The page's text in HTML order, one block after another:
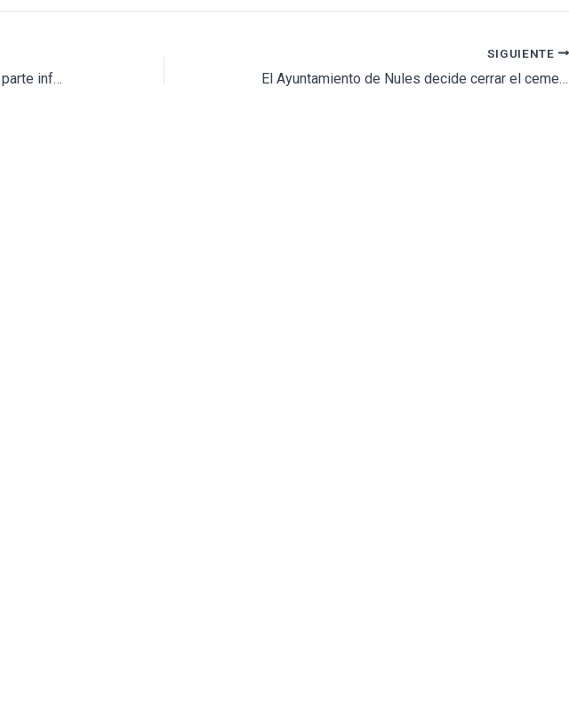
El Gobierno de Ceuta pretende vallar la parte inferior del cementerio de Sidi Embarek
SIGUIENTE
El Ayuntamiento de Nules decide cerrar el cementerio los sábados y domingos por la tarde